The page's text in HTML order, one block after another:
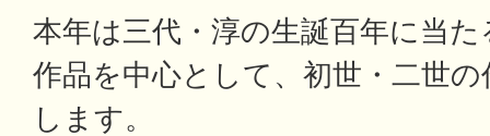
本年は三代・淳の生誕百年に当
作品を中心として、初世・二世
します。